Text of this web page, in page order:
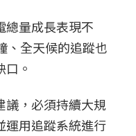
總量成長表現不
、全天候的追蹤也
。
議，必須持續大規
運用追蹤系統進行